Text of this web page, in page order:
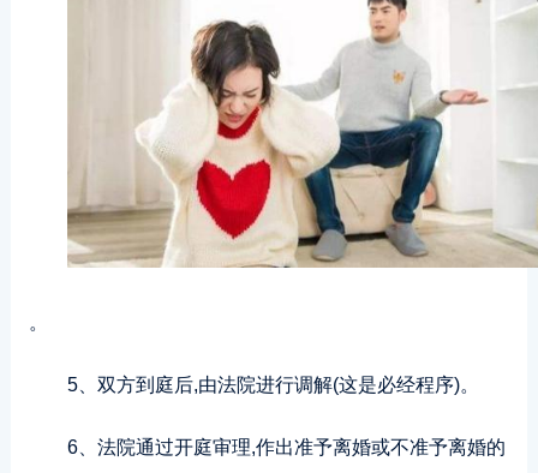
。
5、双方到庭后,由法院进行调解(这是必经程序)。
6、法院通过开庭审理,作出准予离婚或不准予离婚的